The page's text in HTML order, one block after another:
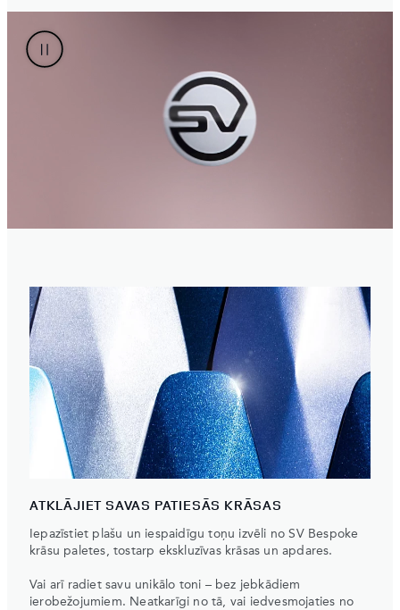
ATKLĀJIET SAVAS PATIESĀS KRĀSAS
Iepazīstiet plašu un iespaidīgu toņu izvēli no SV Bespoke
krāsu paletes, tostarp ekskluzīvas krāsas un apdares.
Vai arī radiet savu unikālo toni – bez jebkādiem
ierobežojumiem. Neatkarīgi no tā, vai iedvesmojaties no